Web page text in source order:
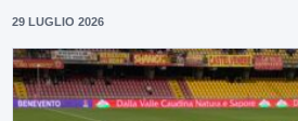
29 LUGLIO 2026